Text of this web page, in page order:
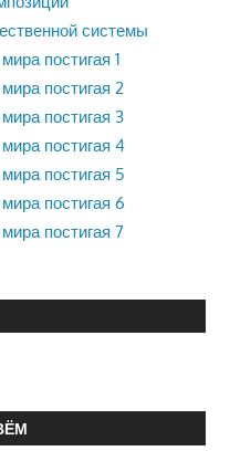
системы
постигая 1
постигая 2
постигая 3
постигая 4
постигая 5
постигая 6
постигая 7